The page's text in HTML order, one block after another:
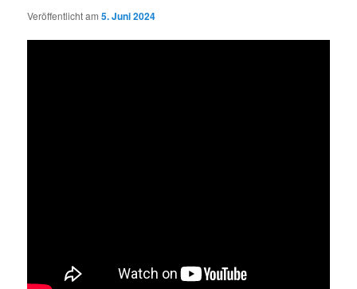
Veröffentlicht am5. Juni 2024